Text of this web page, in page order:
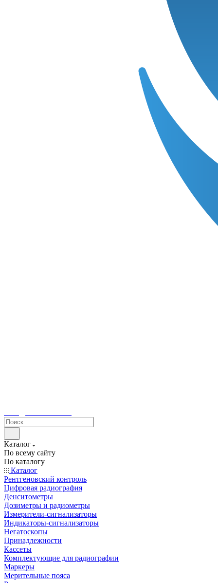
Каталог
По всему сайту
По каталогу
Каталог
Рентгеновский контроль
Цифровая радиография
Денситометры
Дозиметры и радиометры
Измерители-сигнализаторы
Индикаторы-сигнализаторы
Негатоскопы
Принадлежности
Кассеты
Комплектующие для радиографии
Маркеры
Мерительные пояса